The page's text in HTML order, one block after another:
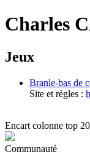
Charles
Jeux
Branle-bas de
Site et règles :
Encart colonne top
Communauté